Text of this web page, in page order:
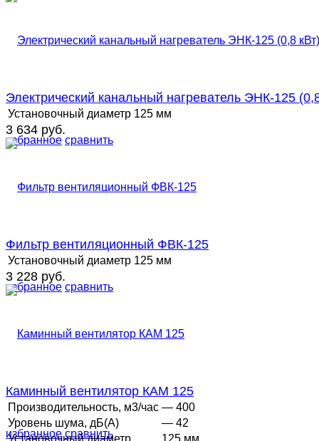
избранное сравнить
Электрический канальный нагреватель ЭНК-125
Установочный диаметр 125 мм
3 634 руб.
избранное сравнить
Фильтр вентиляционный ФВК-125
Установочный диаметр 125 мм
3 228 руб.
избранное сравнить
Каминный вентилятор КАМ 125
Производительность, м3/час — 400
Уровень шума, дБ(А)
— 42
Установочный диаметр
125 мм